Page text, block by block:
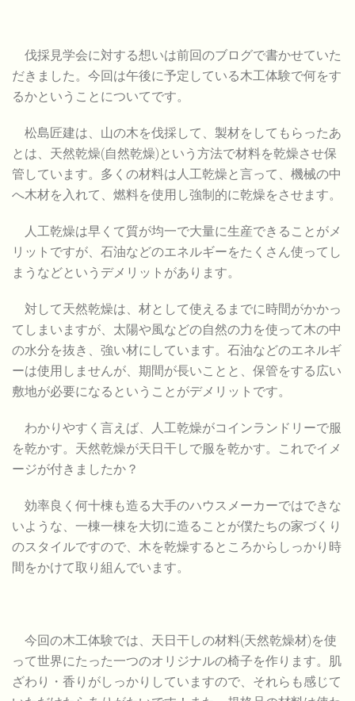
伐採見学会に対する想いは前回のブログで書かせていた
だきました。今回は午後に予定している木工体験で何をす
るかということについてです。
松島匠建は、山の木を伐採して、製材をしてもらったあ
とは、天然乾燥(自然乾燥)という方法で材料を乾燥させ保
管しています。多くの材料は人工乾燥と言って、機械の中
へ木材を入れて、燃料を使用し強制的に乾燥をさせます。
人工乾燥は早くて質が均一で大量に生産できることがメ
リットですが、石油などのエネルギーをたくさん使ってし
まうなどというデメリットがあります。
対して天然乾燥は、材として使えるまでに時間がかかっ
てしまいますが、太陽や風などの自然の力を使って木の中
の水分を抜き、強い材にしています。石油などのエネルギ
ーは使用しませんが、期間が長いことと、保管をする広い
敷地が必要になるということがデメリットです。
わかりやすく言えば、人工乾燥がコインランドリーで服
を乾かす。天然乾燥が天日干しで服を乾かす。これでイメ
ージが付きましたか？
効率良く何十棟も造る大手のハウスメーカーではできな
いような、一棟一棟を大切に造ることが僕たちの家づくり
のスタイルですので、木を乾燥するところからしっかり時
間をかけて取り組んでいます。
今回の木工体験では、天日干しの材料(天然乾燥材)を使
って世界にたった一つのオリジナルの椅子を作ります。肌
ざわり・香りがしっかりしていますので、それらも感じて